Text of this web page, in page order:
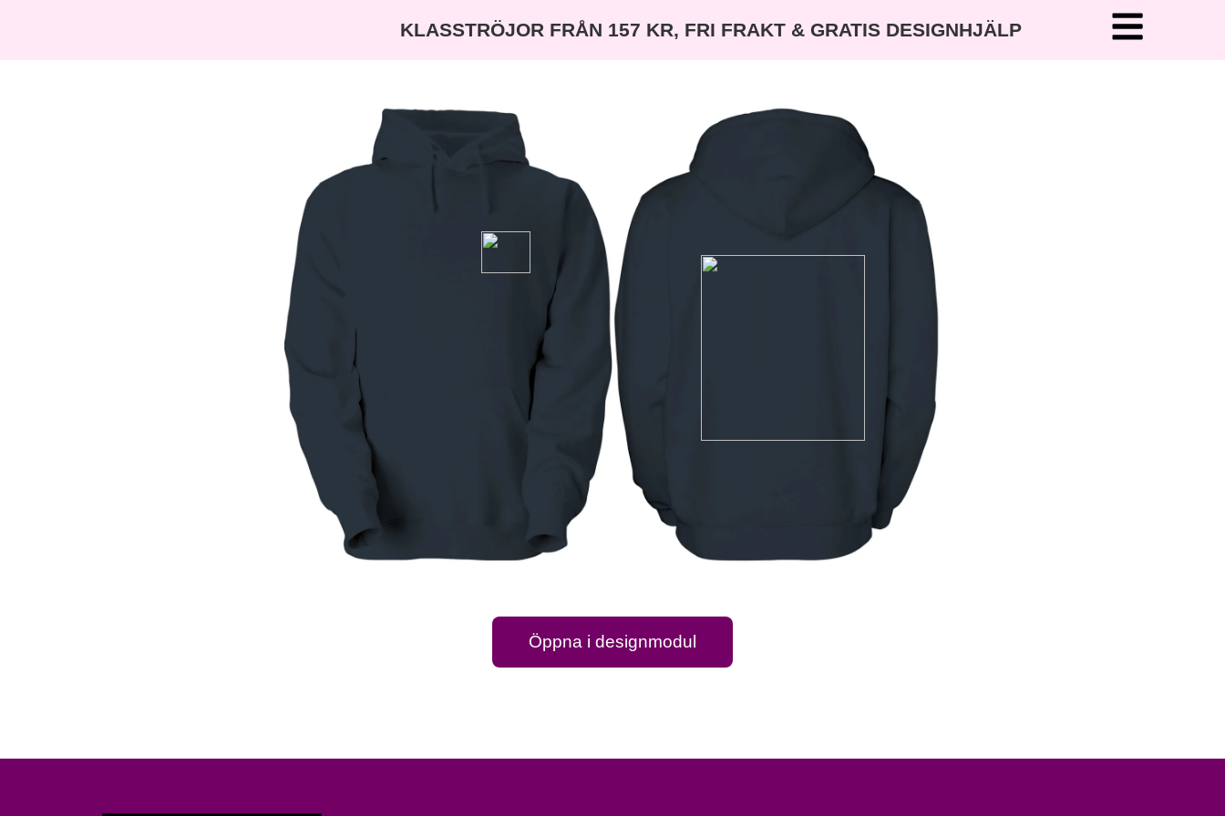
KLASSTRÖJOR FRÅN 157 KR, FRI FRAKT & GRATIS DESIGNHJÄLP
Öppna i designmodul